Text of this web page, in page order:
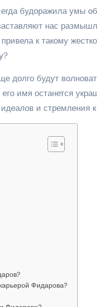
будоражила умы
нас
к такому
долго будут
имя останется
и стремления
Фидарова?